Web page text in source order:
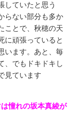
していたと思う
らない部分も多か
ことで、秋穂の天
に頑張っていると
います。あと、毎
、でもドキドキし
見ています
憧れの坂本真綾が